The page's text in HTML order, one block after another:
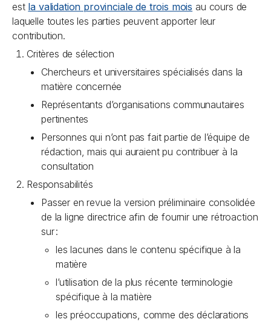
est la validation provinciale de trois mois au cours de
laquelle toutes les parties peuvent apporter leur
contribution.
Critères de sélection
Chercheurs et universitaires spécialisés dans la
matière concernée
Représentants d’organisations communautaires
pertinentes
Personnes qui n’ont pas fait partie de l’équipe de
rédaction, mais qui auraient pu contribuer à la
consultation
Responsabilités
Passer en revue la version préliminaire consolidée
de la ligne directrice afin de fournir une rétroaction
sur :
les lacunes dans le contenu spécifique à la
matière
l’utilisation de la plus récente terminologie
spécifique à la matière
les préoccupations, comme des déclarations